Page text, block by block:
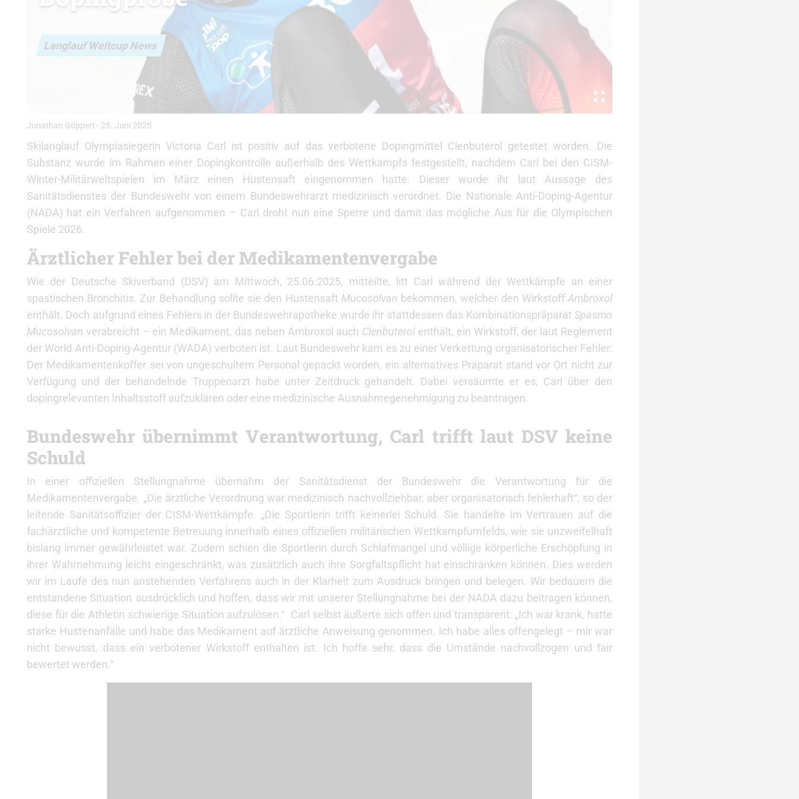
Langlauf Weltcup News
Jonathan Göppert - 25. Juni 2025
Skilanglauf Olympiasiegerin Victoria Carl ist positiv auf das verbotene Dopingmittel Clenbuterol getestet worden. Die
Substanz wurde im Rahmen einer Dopingkontrolle außerhalb des Wettkampfs festgestellt, nachdem Carl bei den CISM-
Winter-Militärweltspielen im März einen Hustensaft eingenommen hatte. Dieser wurde ihr laut Aussage des
Sanitätsdienstes der Bundeswehrvon einem Bundeswehrarzt medizinisch verordnet. Die Nationale Anti-Doping-Agentur
(NADA) hat ein Verfahren aufgenommen – Carl droht nun eine Sperre und damit das mögliche Aus für die Olympischen
Spiele 2026.
Ärztlicher Fehler bei der Medikamentenvergabe
Wie der Deutsche Skiverband (DSV) am Mittwoch, 25.06.2025, mitteilte, litt Carl während der Wettkämpfe an einer
spastischen Bronchitis. Zur Behandlung sollte sie den Hustensaft Mucosolvan bekommen, welcher den WirkstoffAmbroxol
enthält. Doch aufgrund eines Fehlers in der Bundeswehrapotheke wurde ihr stattdessen das Kombinationspräparat Spasmo
Mucosolvan verabreicht – ein Medikament, das neben Ambroxol auch Clenbuterol enthält, ein Wirkstoff, der laut Reglement
der World Anti-Doping-Agentur (WADA) verboten ist. Laut Bundeswehr kam es zu einer Verkettung organisatorischer Fehler:
Der Medikamentenkoffer sei von ungeschultem Personal gepackt worden, ein alternatives Präparat stand vor Ort nicht zur
Verfügung und der behandelnde Truppenarzt habe unter Zeitdruck gehandelt. Dabei versäumte er es, Carl über den
dopingrelevanten Inhaltsstoff aufzuklären oder eine medizinische Ausnahmegenehmigung zu beantragen.
Bundeswehr übernimmt Verantwortung, Carl trifft laut DSV keine
Schuld
In einer offiziellen Stellungnahme übernahm der Sanitätsdienst der Bundeswehr die Verantwortung für die
Medikamentenvergabe. „Die ärztliche Verordnung war medizinisch nachvollziehbar, aber organisatorisch fehlerhaft“, so der
leitende Sanitätsoffizier der CISM-Wettkämpfe. „Die Sportlerin trifft keinerlei Schuld. Sie handelte im Vertrauen auf die
fachärztliche und kompetente Betreuung innerhalb eines offiziellen militärischen Wettkampfumfelds, wie sie unzweifelhaft
bislang immer gewährleistet war. Zudem schien die Sportlerin durch Schlafmangel und völlige körperliche Erschöpfung in
ihrer Wahrnehmung leicht eingeschränkt, was zusätzlich auch ihre Sorgfaltspflicht hat einschränken können. Dies werden
wir im Laufe des nun anstehenden Verfahrens auch in der Klarheit zum Ausdruck bringen und belegen. Wir bedauern die
entstandene Situation ausdrücklich und hoffen, dass wir mit unserer Stellungnahme bei der NADA dazu beitragen können,
diese für die Athletin schwierige Situation aufzulösen.“ Carl selbst äußerte sich offen und transparent: „Ich war krank, hatte
starke Hustenanfälle und habe das Medikament auf ärztliche Anweisung genommen. Ich habe alles offengelegt – mir war
nicht bewusst, dass ein verbotener Wirkstoff enthalten ist. Ich hoffe sehr, dass die Umstände nachvollzogen und fair
bewertet werden.“